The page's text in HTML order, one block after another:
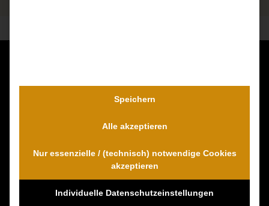
Dr. Wambach & Walter
0421 54 895 10 - Fax
info@schmerzensgeld-spezialisten.de
Zum Kontaktformular
Speichern
Alle akzeptieren
Nur essenzielle / (technisch) notwendige Cookies
akzeptieren
Individuelle Datenschutzeinstellungen